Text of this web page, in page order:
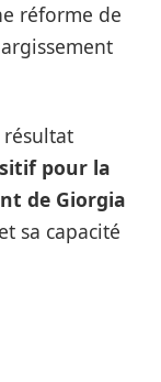
réforme de
pour la
de Giorgia
sa capacité